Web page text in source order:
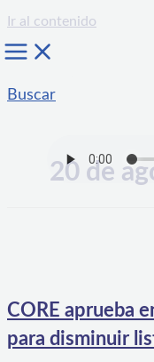
Ir al contenido
Buscar
20 de
CORE aprueba
para disminuir